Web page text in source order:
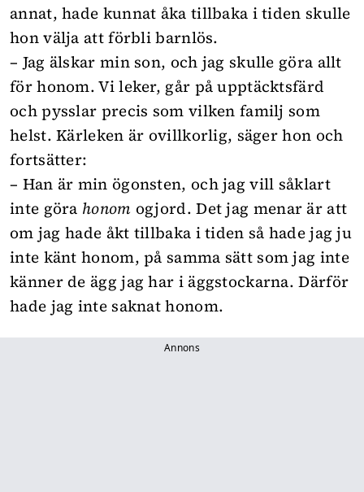
annat, hade kunnat åka tillbaka i tiden skulle
hon välja att förbli barnlös.
– Jag älskar min son, och jag skulle göra allt
för honom. Vi leker, går på upptäcktsfärd
och pysslar precis som vilken familj som
helst. Kärleken är ovillkorlig, säger hon och
fortsätter:
– Han är min ögonsten, och jag vill såklart
inte göra honom ogjord. Det jag menar är att
om jag hade åkt tillbaka i tiden så hade jag ju
inte känt honom, på samma sätt som jag inte
känner de ägg jag har i äggstockarna. Därför
hade jag inte saknat honom.
Annons